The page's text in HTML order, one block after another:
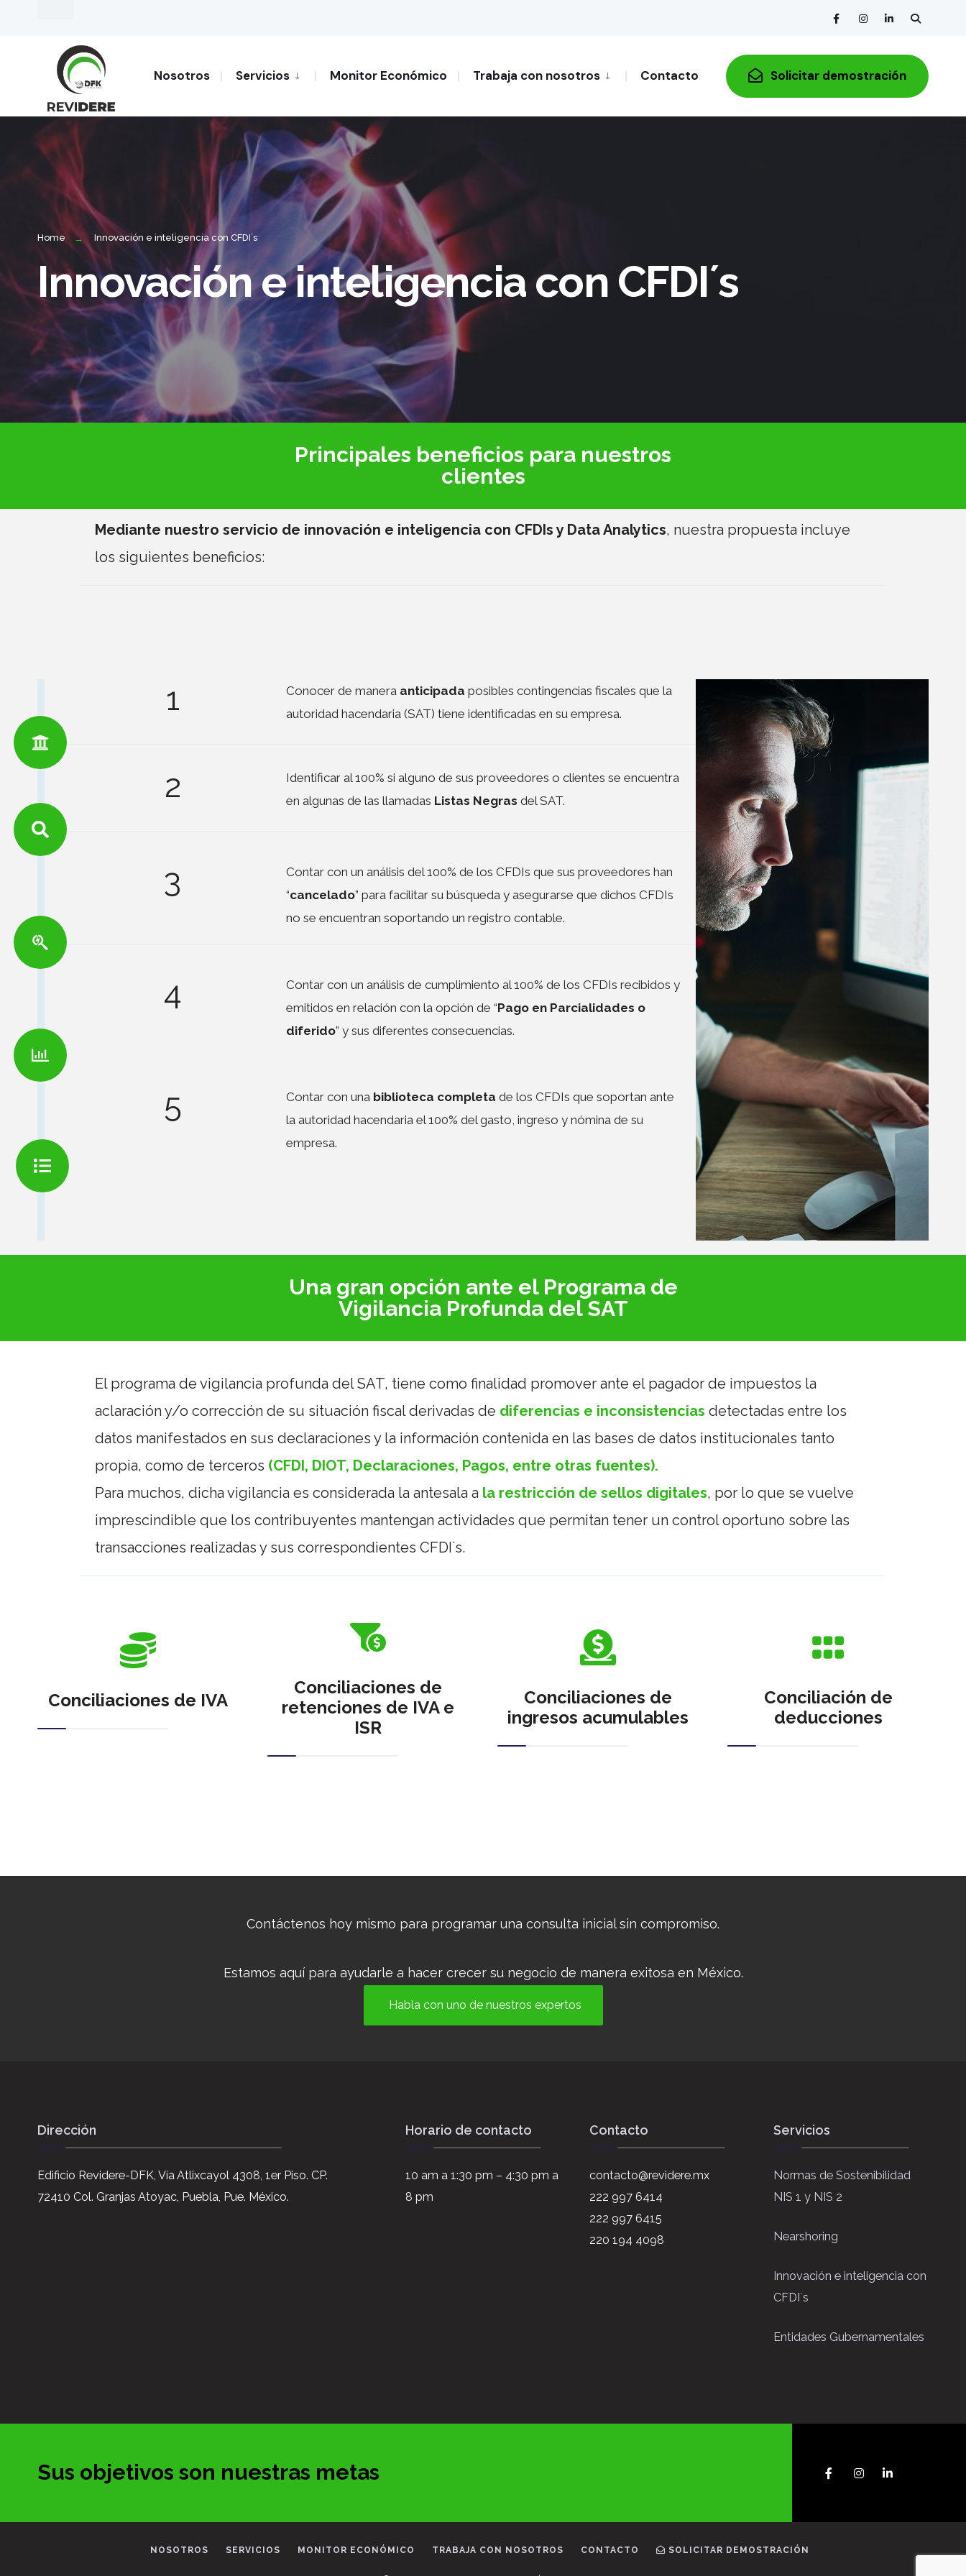
Nosotros Servicios Monitor Económico Trabaja con nosotros Contacto Solicitar demostración
Home Innovación e inteligencia con CFDI´s
Innovación e inteligencia con CFDI´s
Principales beneficios para nuestros
clientes
Mediante nuestro servicio de innovación e inteligencia con CFDIs y Data Analytics, nuestra propuesta incluye
los siguientes beneficios:
1 Conocer de manera anticipada posibles contingencias fiscales que la
autoridad hacendaria (SAT) tiene identificadas en su empresa.
2
Identificar al 100% si alguno de sus proveedores o clientes se encuentra
en algunas de las llamadas Listas Negrasdel SAT.
3
Contar con un análisis del 100% de los CFDIs que sus proveedores han
“cancelado” para facilitar su búsqueda y asegurarse que dichos CFDIs
no se encuentran soportando un registro contable.
4
Contar con un análisis de cumplimiento al 100% de los CFDIs recibidos y
emitidos en relación con la opción de “Pago en Parcialidades o
diferido” y sus diferentes consecuencias.
5 Contar con una biblioteca completade los CFDIs que soportan ante
la autoridad hacendaria el 100% del gasto, ingreso y nómina de su
empresa.
Una gran opción ante el Programa de
Vigilancia Profunda del SAT
El programa de vigilancia profunda del SAT, tiene como finalidad promover ante el pagador de impuestos la
aclaración y/o corrección de su situación fiscal derivadas de diferencias e inconsistencias detectadas entre los
datos manifestados en sus declaraciones y la información contenida en las bases de datos institucionales tanto
propia, como de terceros (CFDI, DIOT, Declaraciones, Pagos, entre otras fuentes).
Para muchos, dicha vigilancia es considerada la antesala a la restricción de sellos digitales, por lo que se vuelve
imprescindible que los contribuyentes mantengan actividades que permitan tener un control oportuno sobre las
transacciones realizadas y sus correspondientes CFDI´s.
Conciliaciones de IVA
Conciliaciones de
retenciones de IVA e
ISR
Conciliaciones de
ingresos acumulables
Conciliación de
deducciones
Contáctenos hoy mismo para programar una consulta inicial sin compromiso.
Estamos aquí para ayudarle a hacer crecer su negocio de manera exitosa en México.
Habla con uno de nuestros expertos
Dirección
Edificio Revidere-DFK, Vía Atlixcayol 4308, 1er Piso. CP.
72410 Col. Granjas Atoyac, Puebla, Pue. México.
Horario de contacto
10 am a 1:30 pm – 4:30 pm a
8 pm
Contacto
contacto@revidere.mx
222 997 6414
222 997 6415
220 194 4098
Servicios
Normas de Sostenibilidad
NIS 1 y NIS 2
Nearshoring
Innovación e inteligencia con
CFDI´s
Entidades Gubernamentales
Sus objetivos son nuestras metas
NOSOTROS SERVICIOS MONITOR ECONÓMICO TRABAJA CON NOSOTROS CONTACTO SOLICITAR DEMOSTRACIÓN